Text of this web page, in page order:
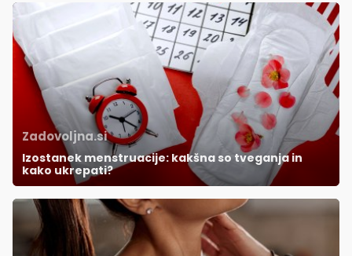
Zadovoljna.si
Izostanek menstruacije: kakšna so tveganja in
kako ukrepati?